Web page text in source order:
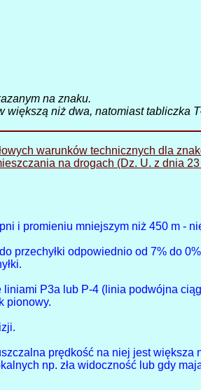
na znaku.
większą niż dwa, natomiast tabliczka
warunków technicznych dla
na drogach (Dz. U. z dnia
i promieniu mniejszym niż 450 m -
przechyłki odpowiednio od 7% do
P3a lub P-4 (linia podwójna
pionowy.
prędkość na niej jest większa
np. zła widoczność lub gdy